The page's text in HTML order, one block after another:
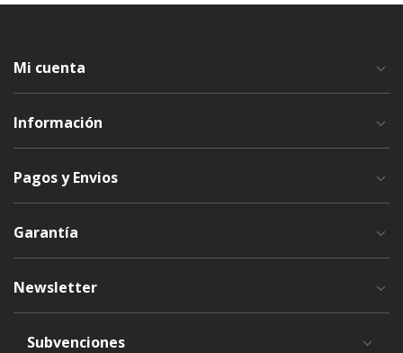
Mi cuenta
Información
Pagos y Envios
Garantía
Newsletter
Subvenciones